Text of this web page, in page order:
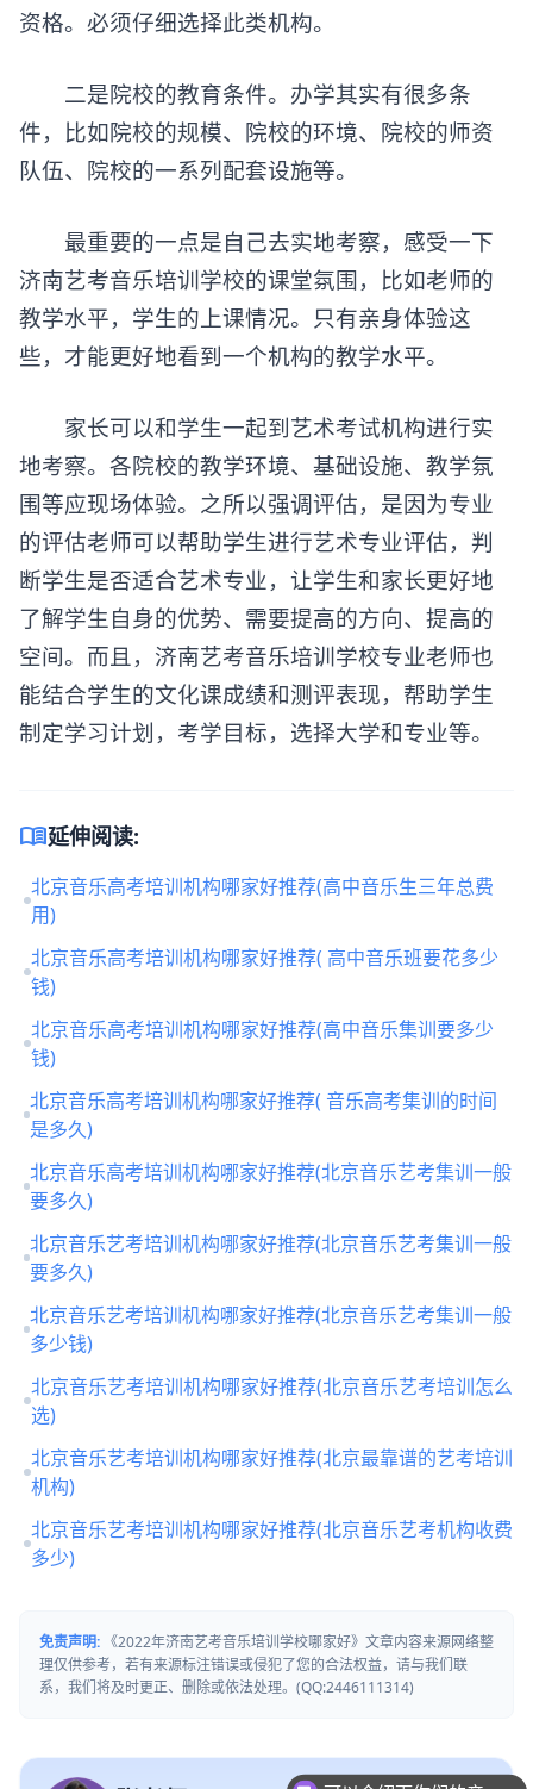
资格。必须仔细选择此类机构。
二是院校的教育条件。办学其实有很多条
件，比如院校的规模、院校的环境、院校的师资
队伍、院校的一系列配套设施等。
最重要的一点是自己去实地考察，感受一下
济南艺考音乐培训学校的课堂氛围，比如老师的
教学水平，学生的上课情况。只有亲身体验这
些，才能更好地看到一个机构的教学水平。
家长可以和学生一起到艺术考试机构进行实
地考察。各院校的教学环境、基础设施、教学氛
围等应现场体验。之所以强调评估，是因为专业
的评估老师可以帮助学生进行艺术专业评估，判
断学生是否适合艺术专业，让学生和家长更好地
了解学生自身的优势、需要提高的方向、提高的
空间。而且，济南艺考音乐培训学校专业老师也
能结合学生的文化课成绩和测评表现，帮助学生
制定学习计划，考学目标，选择大学和专业等。
menu_book延伸阅读:
北京音乐高考培训机构哪家好推荐(高中音乐生三年总费
用)
北京音乐高考培训机构哪家好推荐( 高中音乐班要花多少
钱)
北京音乐高考培训机构哪家好推荐(高中音乐集训要多少
钱)
北京音乐高考培训机构哪家好推荐( 音乐高考集训的时间
是多久)
北京音乐高考培训机构哪家好推荐(北京音乐艺考集训一般
要多久)
北京音乐艺考培训机构哪家好推荐(北京音乐艺考集训一般
要多久)
北京音乐艺考培训机构哪家好推荐(北京音乐艺考集训一般
多少钱)
北京音乐艺考培训机构哪家好推荐(北京音乐艺考培训怎么
选)
北京音乐艺考培训机构哪家好推荐(北京最靠谱的艺考培训
机构)
北京音乐艺考培训机构哪家好推荐(北京音乐艺考机构收费
多少)
免责声明: 《2022年济南艺考音乐培训学校哪家好》文章内容来源网络整
理仅供参考，若有来源标注错误或侵犯了您的合法权益，请与我们联
系，我们将及时更正、删除或依法处理。(QQ:2446111314)